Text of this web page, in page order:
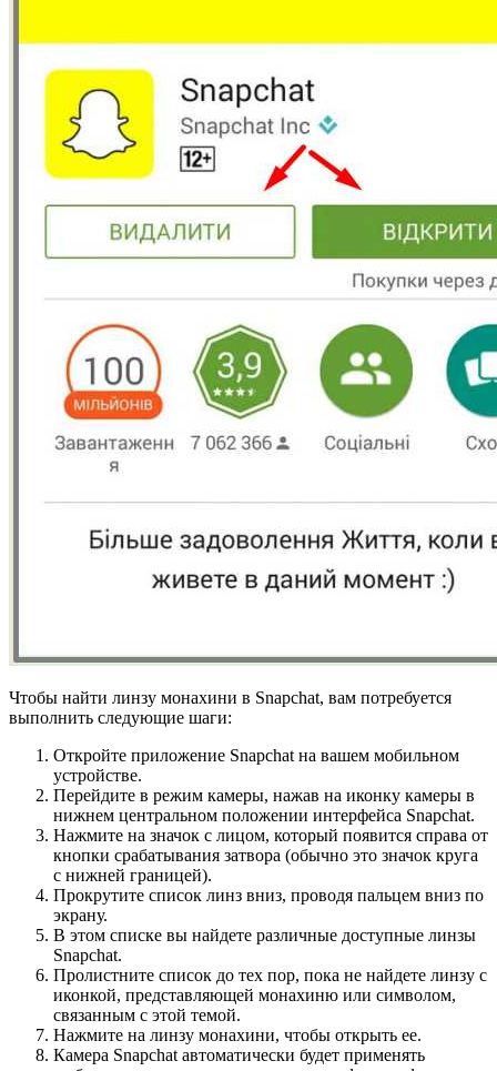
Чтобы найти линзу монахини в Snapchat, вам потребуется
выполнить следующие шаги:
Откройте приложение Snapchat на вашем мобильном
устройстве.
Перейдите в режим камеры, нажав на иконку камеры в
нижнем центральном положении интерфейса Snapchat.
Нажмите на значок с лицом, который появится справа от
кнопки срабатывания затвора (обычно это значок круга
с нижней границей).
Прокрутите список линз вниз, проводя пальцем вниз по
экрану.
В этом списке вы найдете различные доступные линзы
Snapchat.
Пролистните список до тех пор, пока не найдете линзу с
иконкой, представляющей монахиню или символом,
связанным с этой темой.
Нажмите на линзу монахини, чтобы открыть ее.
Камера Snapchat автоматически будет применять